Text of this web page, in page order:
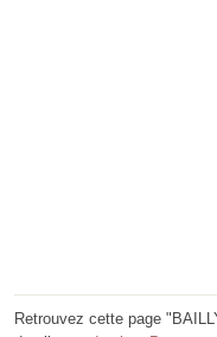
Retrouvez cette page